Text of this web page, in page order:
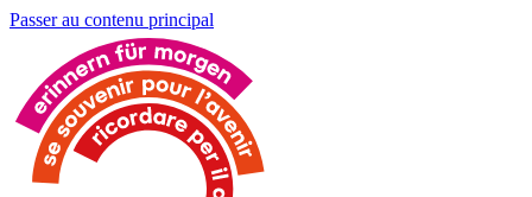
Passer au contenu principal